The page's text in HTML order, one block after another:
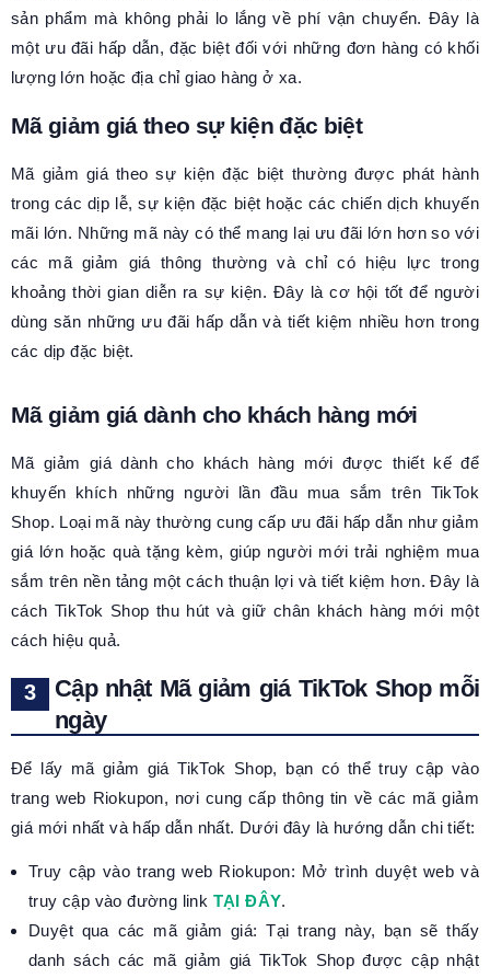
sản phẩm mà không phải lo lắng về phí vận chuyển. Đây là
một ưu đãi hấp dẫn, đặc biệt đối với những đơn hàng có khối
lượng lớn hoặc địa chỉ giao hàng ở xa.
Mã giảm giá theo sự kiện đặc biệt
Mã giảm giá theo sự kiện đặc biệt thường được phát hành
trong các dịp lễ, sự kiện đặc biệt hoặc các chiến dịch khuyến
mãi lớn. Những mã này có thể mang lại ưu đãi lớn hơn so với
các mã giảm giá thông thường và chỉ có hiệu lực trong
khoảng thời gian diễn ra sự kiện. Đây là cơ hội tốt để người
dùng săn những ưu đãi hấp dẫn và tiết kiệm nhiều hơn trong
các dịp đặc biệt.
Mã giảm giá dành cho khách hàng mới
Mã giảm giá dành cho khách hàng mới được thiết kế để
khuyến khích những người lần đầu mua sắm trên TikTok
Shop. Loại mã này thường cung cấp ưu đãi hấp dẫn như giảm
giá lớn hoặc quà tặng kèm, giúp người mới trải nghiệm mua
sắm trên nền tảng một cách thuận lợi và tiết kiệm hơn. Đây là
cách TikTok Shop thu hút và giữ chân khách hàng mới một
cách hiệu quả.
Cập nhật Mã giảm giá TikTok Shop mỗi
ngày
Để lấy mã giảm giá TikTok Shop, bạn có thể truy cập vào
trang web Riokupon, nơi cung cấp thông tin về các mã giảm
giá mới nhất và hấp dẫn nhất. Dưới đây là hướng dẫn chi tiết:
Truy cập vào trang web Riokupon: Mở trình duyệt web và
truy cập vào đường link TẠI ĐÂY.
Duyệt qua các mã giảm giá: Tại trang này, bạn sẽ thấy
danh sách các mã giảm giá TikTok Shop được cập nhật